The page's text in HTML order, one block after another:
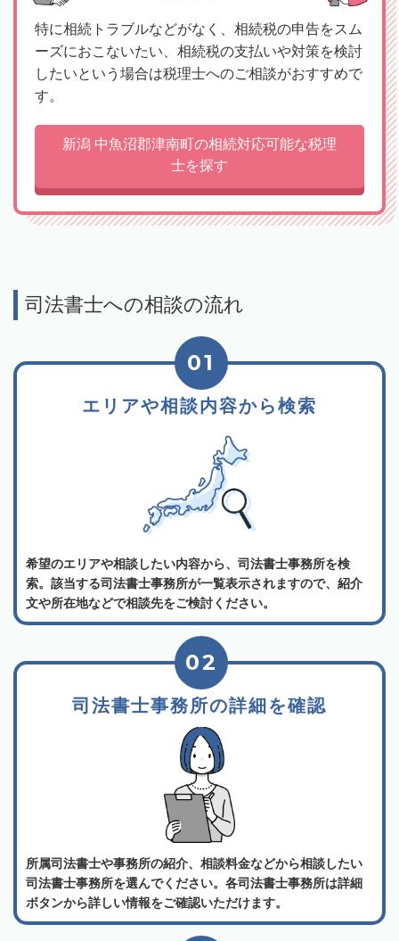
特に相続トラブルなどがなく、相続税の申告をスム
ーズにおこないたい、相続税の支払いや対策を検討
したいという場合は税理士へのご相談がおすすめで
す。
新潟 中魚沼郡津南町の相続対応可能な税理
士を探す
司法書士への相談の流れ
エリアや相談内容から検索
01
希望のエリアや相談したい内容から、司法書士事務所を検
索。該当する司法書士事務所が一覧表示されますので、紹介
文や所在地などで相談先をご検討ください。
司法書士事務所の詳細を確認
02
所属司法書士や事務所の紹介、相談料金などから相談したい
司法書士事務所を選んでください。各司法書士事務所は詳細
ボタンから詳しい情報をご確認いただけます。